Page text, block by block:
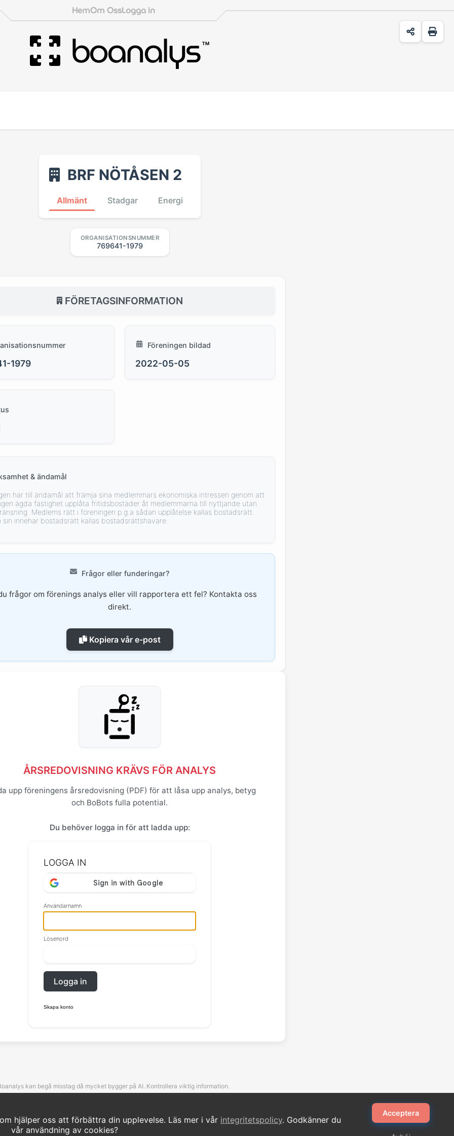
HemOm OssLogga in
hjälper oss att förbättra din upplevelse. Läs mer i vår integritetspolicy. Godkänner du
vår användning av cookies?
Acceptera
boanalys™
BRF NÖTÅSEN 2
Allmänt Stadgar Energi
ORGANISATIONSNUMMER
769641-1979
FÖRETAGSINFORMATION
1979
Föreningen bildad
2022-05-05
& ändamål
har till ändamål att främja sina medlemmars ekonomiska intressen genom att
ägda fastighet upplåta fritidsbostäder åt medlemmarna till nyttjande utan
Medlems rätt i föreningen p.g.a sådan upplåtelse kallas bostadsrätt.
sin innehar bostadsrätt kallas bostadsrättshavare.
Frågor eller funderingar?
frågor om förenings analys eller vill rapportera ett fel? Kontakta oss
direkt.
Kopiera vår e-post
ÅRSREDOVISNING KRÄVS FÖR ANALYS
upp föreningens årsredovisning (PDF) för att låsa upp analys, betyg
och BoBots fulla potential.
Du behöver logga in för att ladda upp:
LOGGA IN
Användarnamn
Lösenord
Logga in
Skapa konto
kan begå misstag då mycket bygger på AI. Kontrollera viktig information.
©Boanalys. All rights reserved.